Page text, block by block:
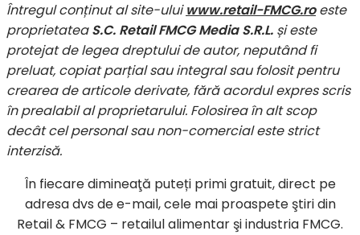
Întregul conținut al site-uluiwww.retail-FMCG.roeste
proprietateaS.C. Retail FMCG Media S.R.L. și este
protejat de legea dreptului de autor, neputând fi
preluat, copiat parțial sau integral sau folosit pentru
crearea de articole derivate, fără acordul expres scris
în prealabil al proprietarului. Folosirea în alt scop
decât cel personal sau non-comercial este strict
interzisă.
În fiecare dimineaţă puteți primi gratuit, direct pe
adresa dvs de e-mail, cele mai proaspete ştiri din
Retail & FMCG – retailul alimentar şi industria FMCG.